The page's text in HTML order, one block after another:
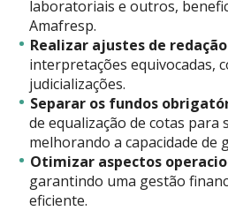
laboratoriais e outros,
Amafresp.
Realizar ajustes de redação
interpretações equivocadas,
judicializações.
Separar os fundos
de equalização de cotas para
melhorando a capacidade de
Otimizar aspectos
garantindo uma gestão
eficiente.